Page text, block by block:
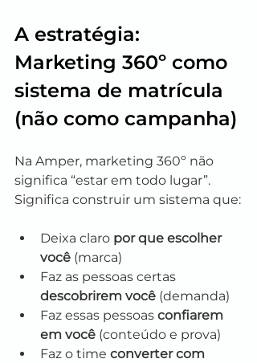
A estratégia:
Marketing 360º como
sistema de matrícula
(não como campanha)
Na Amper, marketing 360º não
significa “estar em todo lugar”.
Significa construir um sistema que:
Deixa claro por que escolher
você (marca)
Faz as pessoas certas
descobrirem você (demanda)
Faz essas pessoas confiarem
em você (conteúdo e prova)
Faz o time converter com